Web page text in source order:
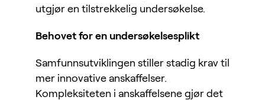
utgjør en tilstrekkelig undersøkelse.
Behovet for en undersøkelsesplikt
Samfunnsutviklingen stiller stadig krav til
mer innovative anskaffelser.
Kompleksiteten i anskaffelsene gjør det